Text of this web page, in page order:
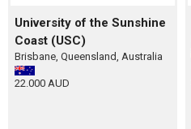
University of the Sunshine
Coast (USC)
Brisbane, Queensland, Australia
22.000 AUD